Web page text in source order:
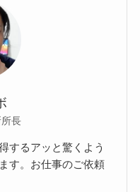
長
するアッと驚くよう
す。お仕事のご依頼